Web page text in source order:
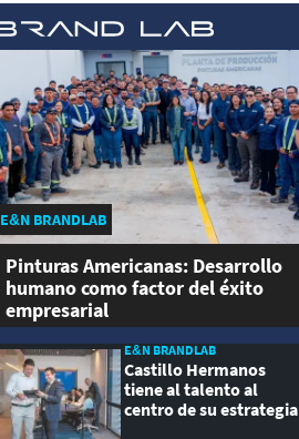
E&N BRANDLAB
Pinturas Americanas: Desarrollo
humano como factor del éxito
empresarial
E&N BRANDLAB
Castillo Hermanos
tiene al talento al
centro de su estrategia